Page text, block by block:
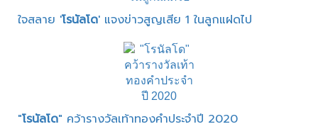
ใจสลาย 'โรนัลโด' แจงข่าวสูญเสีย 1 ในลูกแฝดไป
"โรนัลโด" คว้ารางวัลเท้าทองคำประจำปี 2020